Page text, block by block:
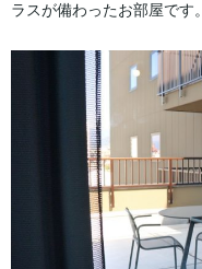
ラスが備わったお部屋です。